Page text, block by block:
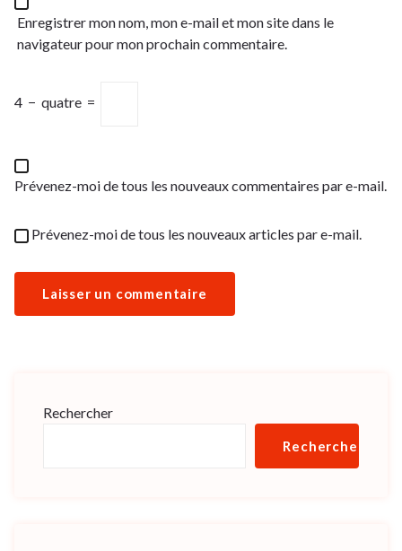
Enregistrer mon nom, mon e-mail et mon site dans le
navigateur pour mon prochain commentaire.
4 − quatre =
Prévenez-moi de tous les nouveaux commentaires par e-mail.
Prévenez-moi de tous les nouveaux articles par e-mail.
Rechercher
Rechercher